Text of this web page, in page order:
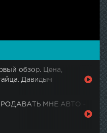
обзор. Цена,
Давидыч
МНЕ АВТО -